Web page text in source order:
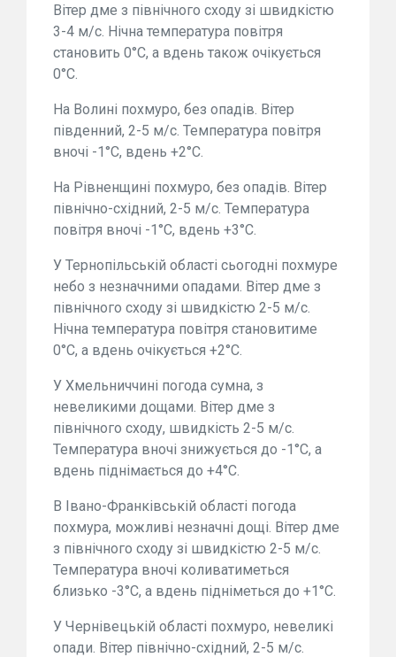
Вітер дме з північного сходу зі швидкістю
3-4 м/с. Нічна температура повітря
становить 0°C, а вдень також очікується
0°C.
На Волині похмуро, без опадів. Вітер
південний, 2-5 м/с. Температура повітря
вночі -1°С, вдень +2°С.
На Рівненщині похмуро, без опадів. Вітер
північно-східний, 2-5 м/с. Температура
повітря вночі -1°С, вдень +3°С.
У Тернопільській області сьогодні похмуре
небо з незначними опадами. Вітер дме з
північного сходу зі швидкістю 2-5 м/с.
Нічна температура повітря становитиме
0°С, а вдень очікується +2°С.
У Хмельниччині погода сумна, з
невеликими дощами. Вітер дме з
північного сходу, швидкість 2-5 м/с.
Температура вночі знижується до -1°С, а
вдень піднімається до +4°С.
В Івано-Франківській області погода
похмура, можливі незначні дощі. Вітер дме
з північного сходу зі швидкістю 2-5 м/с.
Температура вночі коливатиметься
близько -3°С, а вдень підніметься до +1°С.
У Чернівецькій області похмуро, невеликі
опади. Вітер північно-східний, 2-5 м/с.